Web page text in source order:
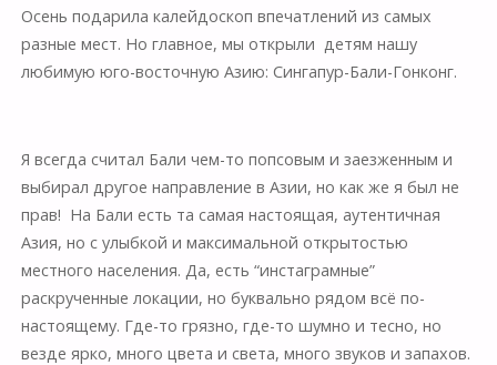
Осень подарила калейдоскоп впечатлений из самых
разные мест. Но главное, мы открыли детям нашу
любимую юго-восточную Азию: Сингапур-Бали-Гонконг.
Я всегда считал Бали чем-то попсовым и заезженным и
выбирал другое направление в Азии, но как же я был не
прав! На Бали есть та самая настоящая, аутентичная
Азия, но с улыбкой и максимальной открытостью
местного населения. Да, есть “инстаграмные”
раскрученные локации, но буквально рядом всё по-
настоящему. Где-то грязно, где-то шумно и тесно, но
везде ярко, много цвета и света, много звуков и запахов.